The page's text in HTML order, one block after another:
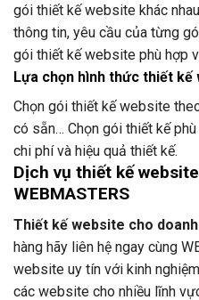
gói thiết kế website khác
thông tin, yêu cầu của từng
gói thiết kế website phù hợp
Lựa chọn hình thức thiết kế
Chọn gói thiết kế website
có sẵn… Chọn gói thiết kế
chi phí và hiệu quả thiết kế.
Dịch vụ thiết kế
WEBMASTERS
Thiết kế website cho
hàng hãy liên hệ ngay cùng
website uy tín với kinh
các website cho nhiều lĩnh